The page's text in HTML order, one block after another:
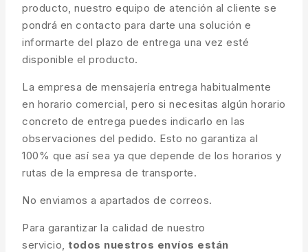
producto, nuestro equipo de atención al cliente se
pondrá en contacto para darte una solución e
informarte del plazo de entrega una vez esté
disponible el producto.
La empresa de mensajería entrega habitualmente
en horario comercial, pero si necesitas algún horario
concreto de entrega puedes indicarlo en las
observaciones del pedido. Esto no garantiza al
100% que así sea ya que depende de los horarios y
rutas de la empresa de transporte.
No enviamos a apartados de correos.
Para garantizar la calidad de nuestro
servicio, todos nuestros envíos están